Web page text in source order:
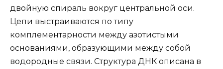
двойную спираль вокруг центральной оси.
Цепи выстраиваются по типу
комплементарности между азотистыми
основаниями, образующими между собой
водородные связи. Структура ДНК описана в